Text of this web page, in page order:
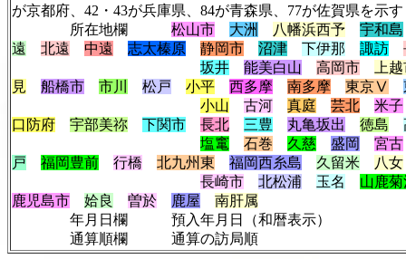
が京都府、42・43が兵庫県、84が青森県、77が佐賀県を示す
所在地欄 松山市 大洲 八幡浜西予
宇和島
遠
北遠 中遠 志太榛原 静岡市 沼津 下伊那 諏訪
坂井
能美白山 高岡市
上
見
船橋市 市川 松戸 小平 西多摩 南多摩 東京Ⅴ
小山
古河 真庭 芸北
米子
口防府
宇部美祢 下関市 長北 三豊 丸亀坂出 徳島
塩竃
石巻 久慈 盛岡
宮古
戸
福岡豊前 行橋 北九州東 福岡西糸島 久留米
八女
長崎市
北松浦 玉名
山鹿
鹿児島市
姶良 曽於 鹿屋
南肝属
年月日欄 預入年月日（和暦表示）
通算順欄 通算の訪局順